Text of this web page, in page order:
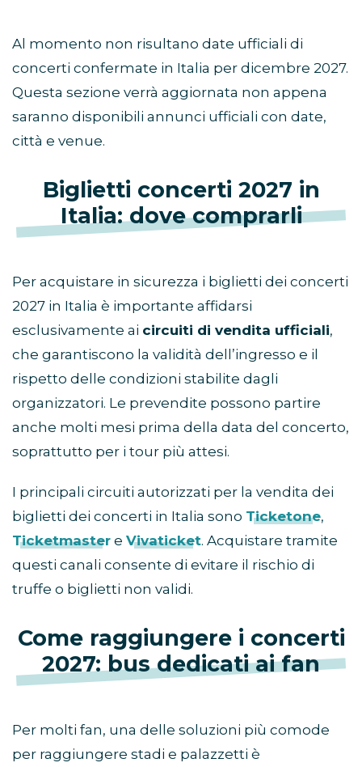
Al momento non risultano date ufficiali di
concerti confermate in Italia per dicembre 2027.
Questa sezione verrà aggiornata non appena
saranno disponibili annunci ufficiali con date,
città e venue.
Biglietti concerti 2027 in
Italia: dove comprarli
Per acquistare in sicurezza i biglietti dei concerti
2027 in Italia è importante affidarsi
esclusivamente ai circuiti di vendita ufficiali,
che garantiscono la validità dell’ingresso e il
rispetto delle condizioni stabilite dagli
organizzatori. Le prevendite possono partire
anche molti mesi prima della data del concerto,
soprattutto per i tour più attesi.
I principali circuiti autorizzati per la vendita dei
biglietti dei concerti in Italia sono Ticketone,
Ticketmaster e Vivaticket. Acquistare tramite
questi canali consente di evitare il rischio di
truffe o biglietti non validi.
Come raggiungere i concerti
2027: bus dedicati ai fan
Per molti fan, una delle soluzioni più comode
per raggiungere stadi e palazzetti è